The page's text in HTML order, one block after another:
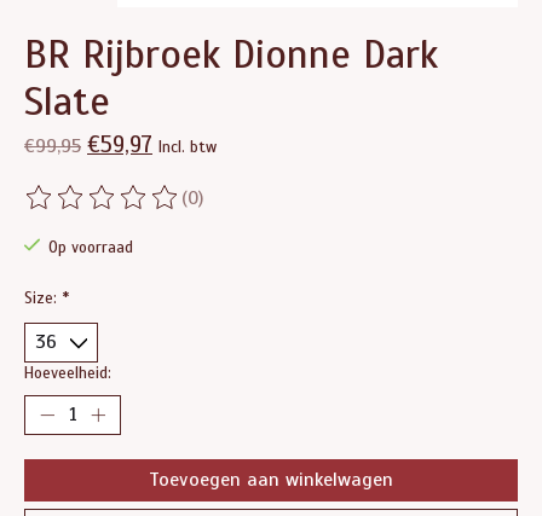
BR Rijbroek Dionne Dark
Slate
€99,95 €59,97 Incl. btw
De beoordeling van dit product is
(0)
Op voorraad
Size: *
Hoeveelheid:
Toevoegen aan winkelwagen